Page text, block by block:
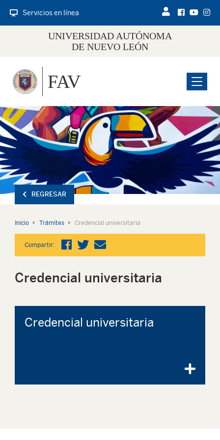
Servicios en línea
UNIVERSIDAD AUTÓNOMA
DE NUEVO LEÓN
Menu
FAV
REGRESAR
Inicio Trámites Credencial universitaria
Compartir:
Credencial universitaria
Credencial universitaria